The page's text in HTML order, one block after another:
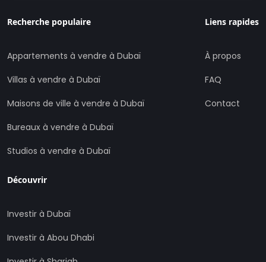
Recherche populaire
Appartements à vendre à Dubaï
Villas à vendre à Dubaï
Maisons de ville à vendre à Dubaï
Bureaux à vendre à Dubaï
Studios à vendre à Dubaï
Liens rapides
À propos
FAQ
Contact
Découvrir
Investir à Dubaï
Investir à Abou Dhabi